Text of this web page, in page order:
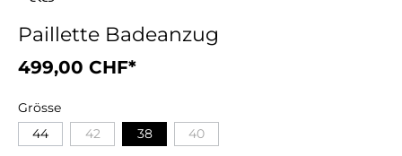
Paillette Badeanzug
499,00 CHF*
Grösse
44
42 38 40